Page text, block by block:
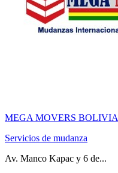
MEGA MOVERS BOLIVIA
Servicios de mudanza
Av. Manco Kapac y 6 de...